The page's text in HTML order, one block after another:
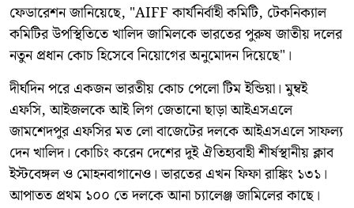
ফেডারেশন জানিয়েছে, "AIFF কার্যনির্বাহী কমিটি, টেকনিক্যাল
কমিটির উপস্থিতিতে খালিদ জামিলকে ভারতের পুরুষ জাতীয় দলের
নতুন প্রধান কোচ হিসেবে নিয়োগের অনুমোদন দিয়েছে"।
দীর্ঘদিন পরে একজন ভারতীয় কোচ পেলো টিম ইন্ডিয়া। মুম্বই
এফসি, আইজলকে আই লিগ জেতানো ছাড়া আইএসএলে
জামশেদপুর এফসির মত লো বাজেটের দলকে আইএসএলে সাফল্য
দেন খালিদ। কোচিং করেন দেশের দুই ঐতিহ্যবাহী শীর্ষস্থানীয় ক্লাব
ইস্টবেঙ্গল ও মোহনবাগানেও। ভারতের এখন ফিফা রাঙ্কিং ১৩১।
আপাতত প্রথম ১০০ তে দলকে আনা চ্যালেঞ্জ জামিলের কাছে।